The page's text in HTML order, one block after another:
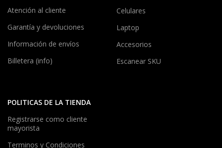
Atención al cliente
Garantía y devoluciones
Información de envíos
Billetera (info)
Celulares
Laptop
Accesorios
Escanear SKU
POLITICAS DE LA TIENDA
Registrarse como cliente
mayorista
Terminos y Condiciones